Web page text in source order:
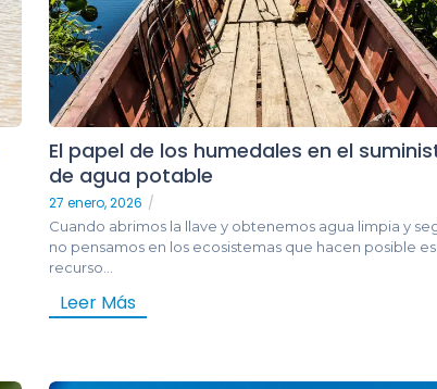
El papel de los humedales en el
de agua potable
27 enero, 2026 /
Cuando abrimos la llave y obtenemos agua limpia y
no pensamos en los ecosistemas que hacen posible
recurso...
Leer Más